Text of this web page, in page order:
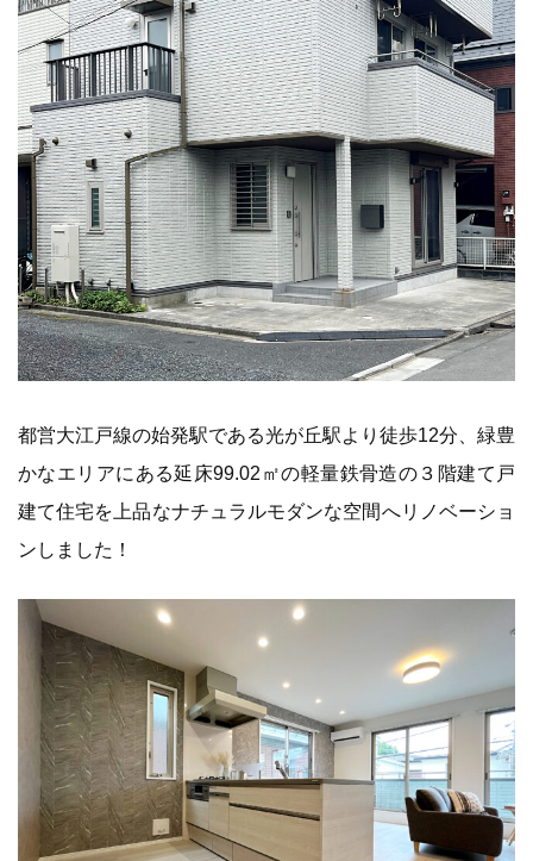
都営大江戸線の始発駅である光が丘駅より徒歩12分、緑豊
かなエリアにある延床99.02㎡の軽量鉄骨造の３階建て戸
建て住宅を上品なナチュラルモダンな空間へリノベーショ
ンしました！